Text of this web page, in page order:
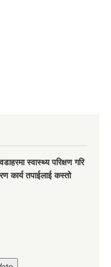
स्वास्थ्य परिक्षण गरि
कार्य तपाईलाई कस्तो